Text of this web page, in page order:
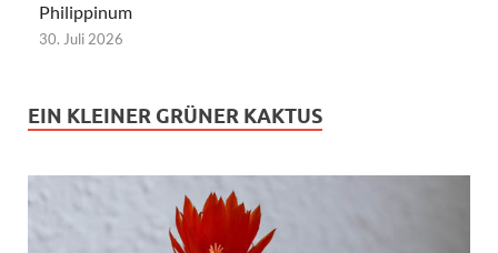
Philippinum
30. Juli 2026
EIN KLEINER GRÜNER KAKTUS